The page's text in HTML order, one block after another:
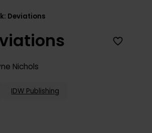
Deviations
Nichols
IDW Publishing